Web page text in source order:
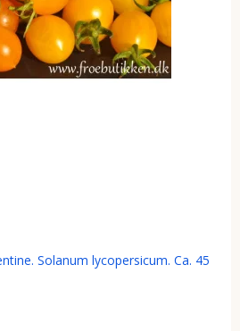
Solanum lycopersicum. Ca. 45